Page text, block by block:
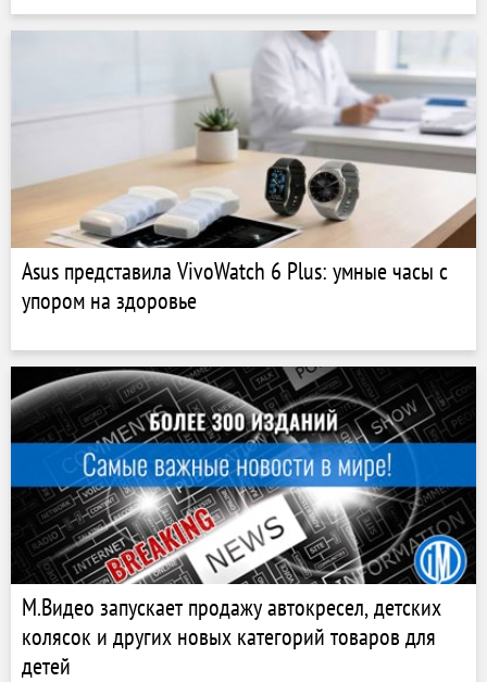
Asus представила VivoWatch 6 Plus: умные часы с
упором на здоровье
М.Видео запускает продажу автокресел, детских
колясок и других новых категорий товаров для
детей